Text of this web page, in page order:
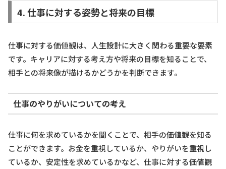
4. 仕事に対する姿勢と将来の目標
仕事に対する価値観は、人生設計に大きく関わる重要な要素
です。キャリアに対する考え方や将来の目標を知ることで、
相手との将来像が描けるかどうかを判断できます。
仕事のやりがいについての考え
仕事に何を求めているかを聞くことで、相手の価値観を知る
ことができます。お金を重視しているか、やりがいを重視し
ているか、安定性を求めているかなど、仕事に対する価値観